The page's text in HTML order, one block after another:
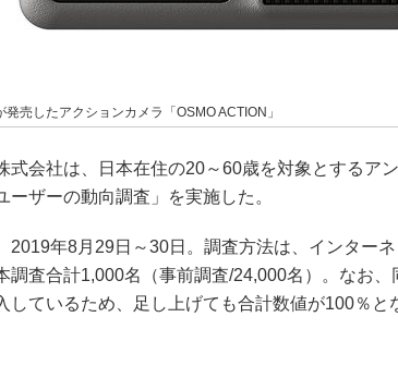
発売したアクションカメラ「OSMO ACTION」
式会社は、日本在住の20～60歳を対象とするア
ーザーの動向調査」を実施した。
2019年8月29日～30日。調査方法は、インター
調査合計1,000名（事前調査/24,000名）。なお、
しているため、足し上げても合計数値が100％と